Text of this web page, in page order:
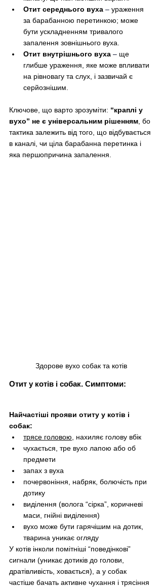
Отит середнього вуха – ураження
за барабанною перетинкою; може
бути ускладненням тривалого
запалення зовнішнього вуха.
Отит внутрішнього вуха – ще
глибше ураження, яке може впливати
на рівновагу та слух, і зазвичай є
серйознішим.
Ключове, що варто зрозуміти: “краплі у
вухо” не є універсальним рішенням , бо
тактика залежить від того, що відбувається
в каналі, чи ціла барабанна перетинка і
яка першопричина запалення.
Здорове вухо собак та котів
Отит у котів і собак. Симптоми:
Найчастіші прояви отиту у котів і
собак:
трясе головою , нахиляє голову вбік
чухається, тре вухо лапою або об
предмети
запах з вуха
почервоніння, набряк, болючість при
дотику
виділення (волога “сірка”, коричневі
маси, гнійні виділення)
вухо може бути гарячішим на дотик,
тварина уникає огляду
У котів інколи помітніші “поведінкові”
сигнали (уникає дотиків до голови,
дратівливість, ховається), а у собак
частіше бачать активне чухання і трясіння